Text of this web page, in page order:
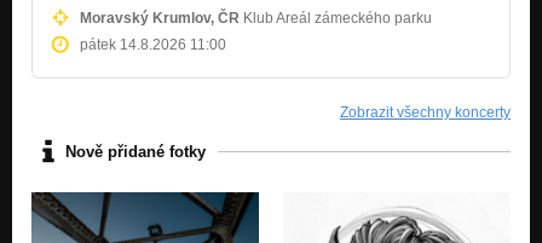
Moravský Krumlov, ČR Klub Areál zámeckého parku
pátek 14.8.2026 11:00
Zobrazit všechny koncerty
Nově přidané fotky